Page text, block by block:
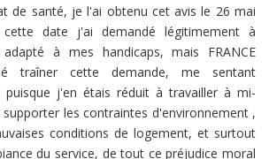
de santé, je l'ai obtenu cet avis le 26 mai
date j'ai demandé légitimement à
à mes handicaps, mais FRANCE
traîner cette demande, me sentant
puisque j'en étais réduit à travailler à mi-
les contraintes d'environnement ,
conditions de logement, et surtout
du service, de tout ce préjudice moral